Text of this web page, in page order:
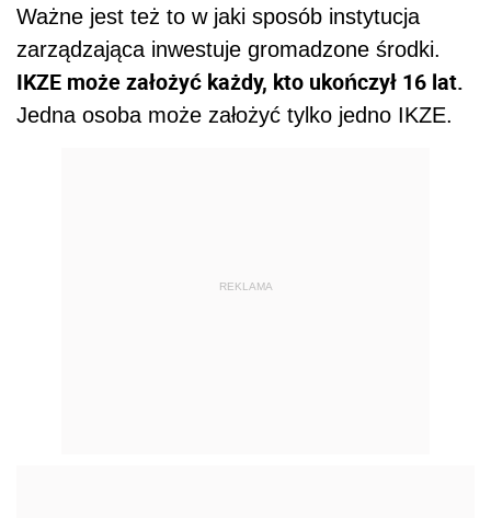
Ważne jest też to w jaki sposób instytucja
zarządzająca inwestuje gromadzone środki.
IKZE może założyć każdy, kto ukończył 16 lat.
Jedna osoba może założyć tylko jedno IKZE.
REKLAMA